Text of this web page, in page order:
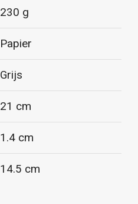
230 g
Papier
Grijs
21 cm
1.4 cm
14.5 cm